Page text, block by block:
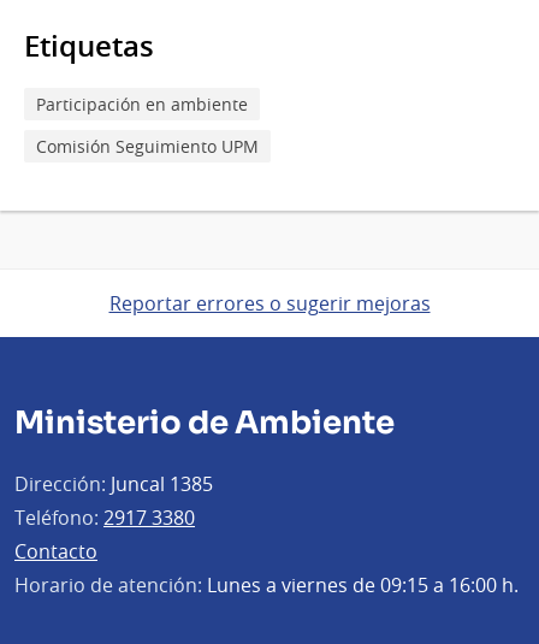
Etiquetas
Participación en ambiente
Comisión Seguimiento UPM
Reportar errores o sugerir mejoras
Ministerio de Ambiente
Dirección: Juncal 1385
Teléfono: 2917 3380
Contacto
Horario de atención: Lunes a viernes de 09:15 a 16:00 h.